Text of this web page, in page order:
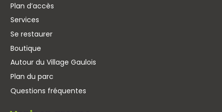
Plan d’accès
Services
Se restaurer
Boutique
Autour du Village Gaulois
Plan du parc
Questions fréquentes